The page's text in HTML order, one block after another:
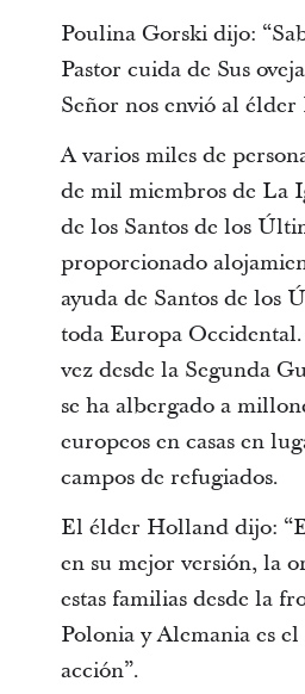
Poulina Gorski dijo:
Pastor cuida de Sus
Señor nos envió al
A varios miles de
de mil miembros de La
de los Santos de los
proporcionado
ayuda de Santos de los
toda Europa
vez desde la Segunda
se ha albergado a
europeos en casas en
campos de refugiados.
El élder Holland dijo:
en su mejor versión, la
estas familias desde la
Polonia y Alemania es
acción”.